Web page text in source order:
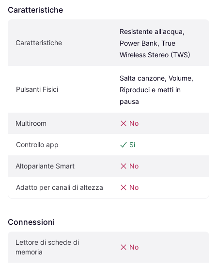
Caratteristiche
Caratteristiche
Resistente all'acqua,
Power Bank, True
Wireless Stereo (TWS)
Pulsanti Fisici
Salta canzone, Volume,
Riproduci e metti in
pausa
Multiroom No
Controllo app Sì
Altoparlante Smart No
Adatto per canali di altezza No
Connessioni
Lettore di schede di
memoria
No